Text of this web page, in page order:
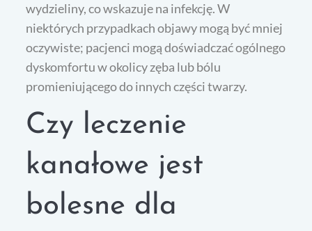
wydzieliny, co wskazuje na infekcję. W
niektórych przypadkach objawy mogą być mniej
oczywiste; pacjenci mogą doświadczać ogólnego
dyskomfortu w okolicy zęba lub bólu
promieniującego do innych części twarzy.
Czy leczenie
kanałowe jest
bolesne dla